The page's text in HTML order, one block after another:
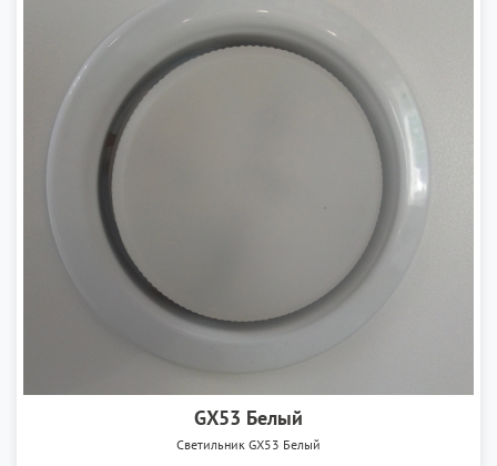
GX53 Белый
Светильник GX53 Белый